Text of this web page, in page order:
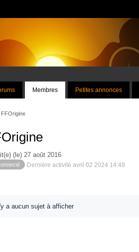
Membres Petites annonces
FFOrigine
(le) 27 août 2016
Dernière activité avril 02 2024 14:49
a aucun sujet à afficher